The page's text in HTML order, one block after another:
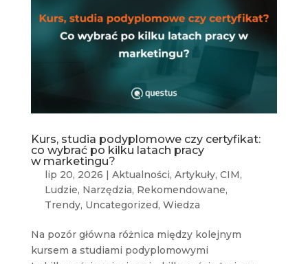
Kurs, studia podyplomowe czy certyfikat:
co wybrać po kilku latach pracy
w marketingu?
lip 20, 2026 | Aktualności, Artykuły, CIM,
Ludzie, Narzędzia, Rekomendowane,
Trendy, Uncategorized, Wiedza
Na pozór główna różnica między kolejnym
kursem a studiami podyplomowymi